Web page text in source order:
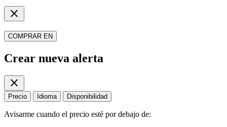
close
COMPRAR EN
Crear nueva alerta
close
Precio Idioma Disponibilidad
Avisarme cuando el precio esté por debajo de: